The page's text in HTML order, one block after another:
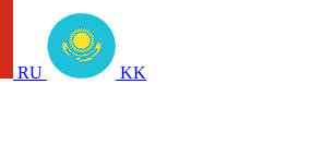
RU KK